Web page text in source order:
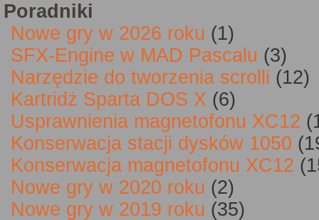
Poradniki
Nowe gry w 2026 roku (1)
SFX-Engine w MAD Pascalu (3)
Narzędzie do tworzenia scrolli (12)
Kartridż Sparta DOS X (6)
Usprawnienia magnetofonu XC12
Konserwacja stacji dysków 1050
Konserwacja magnetofonu XC12
Nowe gry w 2020 roku (2)
Nowe gry w 2019 roku (35)